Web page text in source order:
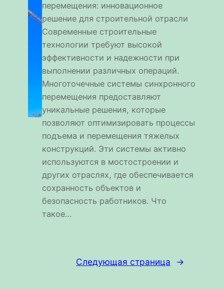
перемещения: инновационное
решение для строительной отрасли
Современные строительные
технологии требуют высокой
эффективности и надежности при
выполнении различных операций.
Многоточечные системы синхронного
перемещения предоставляют
уникальные решения, которые
позволяют оптимизировать процессы
подъема и перемещения тяжелых
конструкций. Эти системы активно
используются в мостостроении и
других отраслях, где обеспечивается
сохранность объектов и
безопасность работников. Что
такое…
Следующая страница →